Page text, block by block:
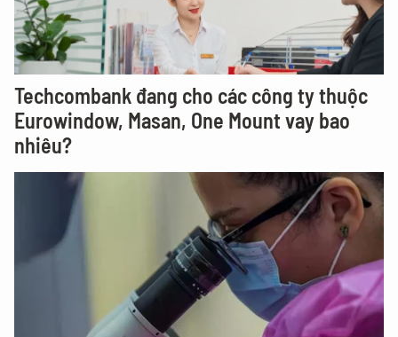
Techcombank đang cho các công ty thuộc
Eurowindow, Masan, One Mount vay bao
nhiêu?